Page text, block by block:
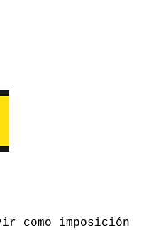
como imposición